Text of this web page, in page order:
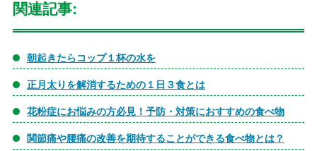
関連記事:
朝起きたらコップ１杯の水を
正月太りを解消するための１日３食とは
花粉症にお悩みの方必見！予防・対策におすすめの食べ物
関節痛や腰痛の改善を期待することができる食べ物とは？